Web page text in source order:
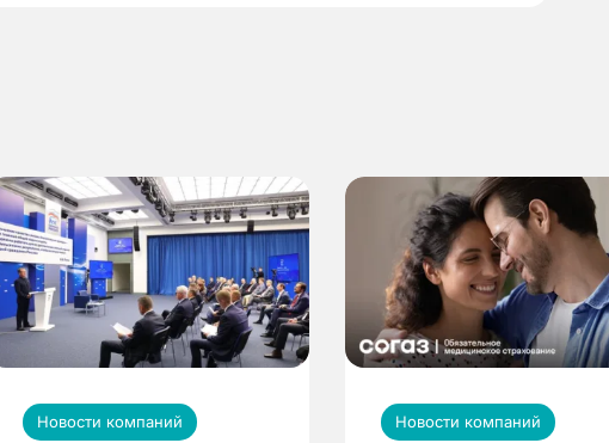
Новости компаний Новости компаний